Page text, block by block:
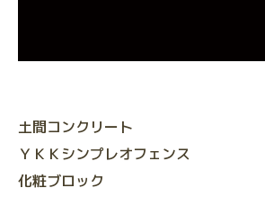
土間コンクリート
ＹＫＫシンプレオフェンス
化粧ブロック